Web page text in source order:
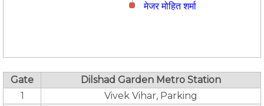
मे‌‌जर मोहित शर्मा
Gate
Dilshad Garden Metro Station
1
Vivek Vihar, Parking